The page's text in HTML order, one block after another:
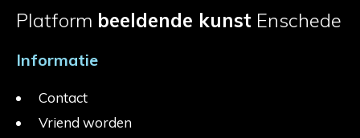
Platform beeldende kunst Enschede
Informatie
Contact
Vriend worden